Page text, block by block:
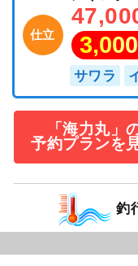
仕立 3,000
サワラ
「海力丸」
予約プランを
釣